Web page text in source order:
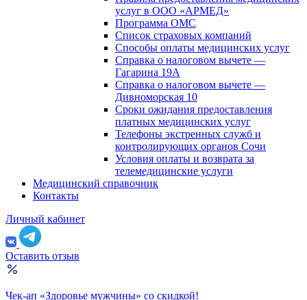
услуг в ООО «АРМЕД»
Программа ОМС
Список страховых компаний
Способы оплаты медицинских услуг
Справка о налоговом вычете —
Гагарина 19А
Справка о налоговом вычете —
Дивноморская 10
Сроки ожидания предоставления
платных медицинских услуг
Телефоны экстренных служб и
контролирующих органов Сочи
Условия оплаты и возврата за
телемедицинские услуги
Медицинский справочник
Контакты
Личный кабинет
Оставить отзыв
Чек-ап «Здоровье мужчины» со скидкой!